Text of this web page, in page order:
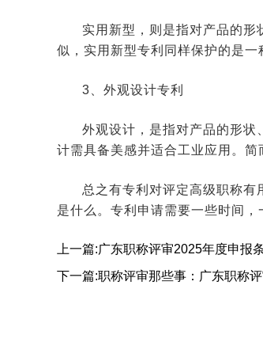
实用新型，则是指对产品的
似，实用新型专利同样保护的是一
3、外观设计专利
外观设计，是指对产品的形状
计需具备美感并适合工业应用。简
总之有专利对评定高级职称
是什么。专利申请需要一些时间，
上一篇:广东职称评审2025年度申报
下一篇:职称评审那些事：广东职称